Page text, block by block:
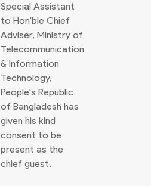
Special Assistant
to Hon'ble Chief
Adviser, Ministry of
Telecommunication
& Information
Technology,
People's Republic
of Bangladesh has
given his kind
consent to be
present as the
chief guest.